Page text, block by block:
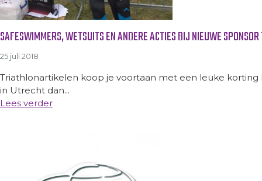
SAFESWIMMERS, WETSUITS EN ANDERE ACTIES BIJ NIEUWE
25 juli 2018
Triathlonartikelen koop je voortaan met een leuke korting
in Utrecht dan...
Lees verder